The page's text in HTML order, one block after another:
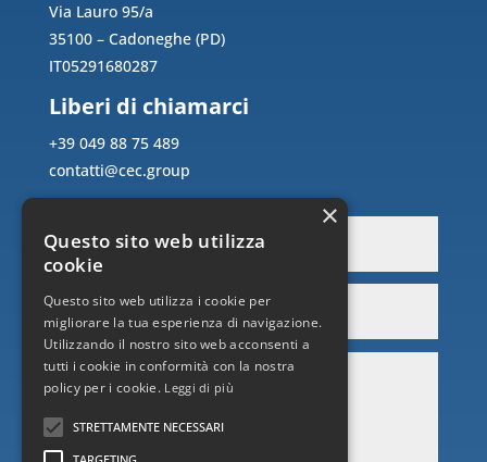
Via Lauro 95/a
35100 – Cadoneghe (PD)
IT05291680287
Liberi di chiamarci
+39 049 88 75 489
contatti@cec.group
×
Questo sito web utilizza
cookie
Questo sito web utilizza i cookie per
migliorare la tua esperienza di navigazione.
Utilizzando il nostro sito web acconsenti a
tutti i cookie in conformità con la nostra
policy per i cookie. Leggi di più
STRETTAMENTE NECESSARI